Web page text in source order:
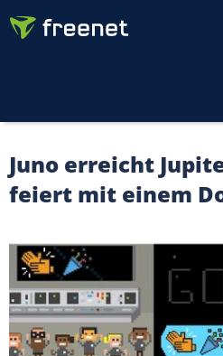
Juno erreicht
feiert mit einem